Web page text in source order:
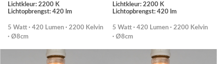
Lichtkleur: 2200 K
Lichtopbrengst: 420 lm
5 Watt · 420 Lumen · 2200 Kelvin
· Ø8cm
Lichtkleur: 2200 K
Lichtopbrengst: 420 lm
5 Watt · 420 Lumen · 2200 Kelvin
· Ø8cm